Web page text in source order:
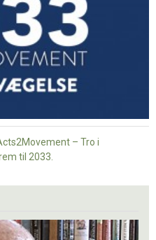
– Tro i
til 2033.